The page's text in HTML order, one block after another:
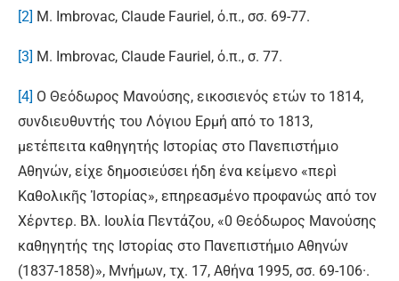
[2] Μ. Imbrovac, Claude Fauriel, ό.π., σσ. 69-77.
[3] Μ. Imbrovac, Claude Fauriel, ό.π., σ. 77.
[4] Ο Θεόδωρος Μανούσης, εικοσιενός ετών το 1814,
συνδιευθυντής του Λόγιου Ερμή από το 1813,
μετέπειτα καθηγητής Ιστορίας στο Πανεπιστήμιο
Αθηνών, είχε δημοσιεύσει ήδη ένα κείμενο «περὶ
Καθολικῆς Ἱστορίας», επηρεασμένο προφανώς από τον
Χέρντερ. Βλ. Ιουλία Πεντάζου, «0 Θεόδωρος Μανούσης
καθηγητής της Ιστορίας στο Πανεπιστήμιο Αθηνών
(1837-1858)», Μνήμων, τχ. 17, Αθήνα 1995, σσ. 69-106·.